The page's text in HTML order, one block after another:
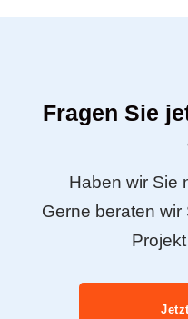
Fragen Sie
Haben wir Sie
Gerne beraten